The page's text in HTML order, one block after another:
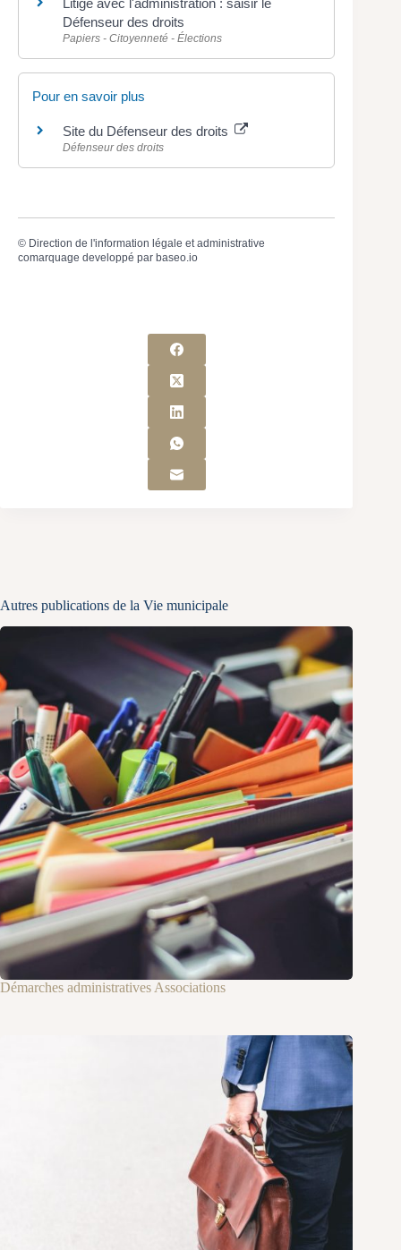
Défenseur des droits
Papiers - Citoyenneté - Élections
Pour en savoir plus
Site du Défenseur des droits
Défenseur des droits
© Direction de l'information légale et administrative
comarquage developpé par baseo.io
Autres publications de la Vie municipale
Démarches administratives Associations